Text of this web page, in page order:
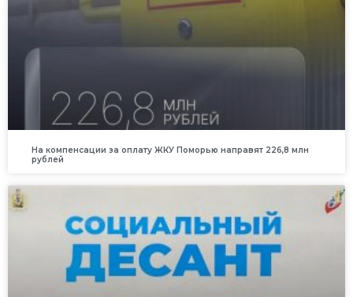
На компенсации за оплату ЖКУ Поморью направят 226,8 млн
рублей